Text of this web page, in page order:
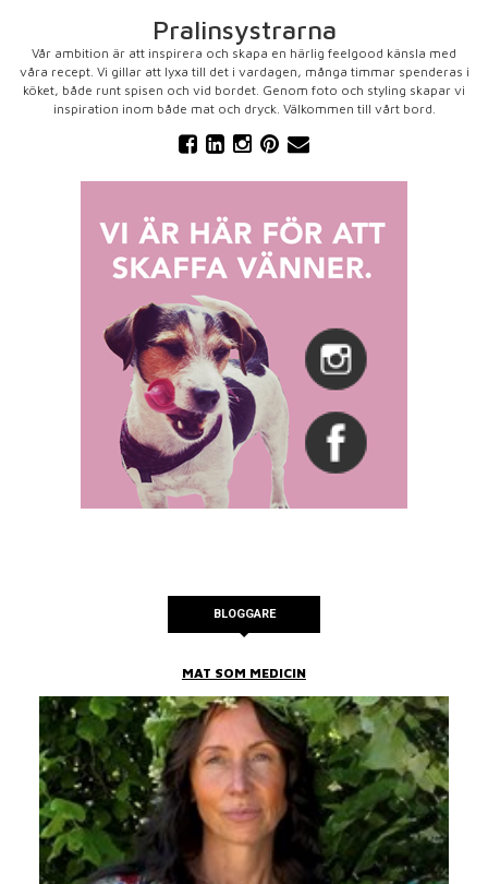
Pralinsystrarna
Vår ambition är att inspirera och skapa en härlig feelgood känsla med
våra recept. Vi gillar att lyxa till det i vardagen, många timmar spenderas i
köket, både runt spisen och vid bordet. Genom foto och styling skapar vi
inspiration inom både mat och dryck. Välkommen till vårt bord.
BLOGGARE
MAT SOM MEDICIN